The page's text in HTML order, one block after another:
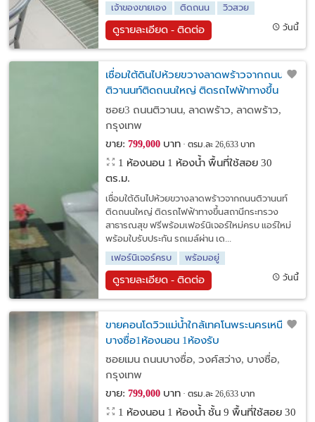
เจ้าของขายเอง
ติดถนน วิวสวย
ดูรายละเอียด - ติดต่อ วันนี้
เชื่อมใต้ดินไปห้วยขวางลาดพร้าวจากถนน
ติวานนท์ติดถนนใหญ่ ติดรถไฟฟ้าทางขึ้น
สถานีกระทรวงสาธารณสุข
ซอย3 ถนนติวานน, ลาดพร้าว, ลาดพร้าว,
กรุงเทพ
ขาย: 799,000บาท ตรม.ละ 26,633 บาท
1 ห้องนอน 1 ห้องน้ำ พื้นที่ใช้สอย 30
ตร.ม.
เชื่อมใต้ดินไปห้วยขวางลาดพร้าวจากถนนติวานนท์
ติดถนนใหญ่ ติดรถไฟฟ้าทางขึ้นสถานีกระทรวง
สาธารณสุข ฟรีพร้อมเฟอร์นิเจอร์ใหม่ครบ แอร์ใหม่
พร้อมใบรับประกัน รถเมล์ผ่าน เด...
เฟอร์นิเจอร์ครบ
พร้อมอยู่
ดูรายละเอียด - ติดต่อ วันนี้
ขายคอนโดวิวแม่น้ำใกล้เทคโนพระนครเหนือ
บางซื่อ1ห้องนอน 1ห้องรับ
ซอยเมน ถนนบางซื่อ, วงศ์สว่าง, บางซื่อ,
กรุงเทพ
ขาย: 799,000บาท ตรม.ละ 26,633 บาท
1 ห้องนอน 1 ห้องน้ำ ชั้น 9 พื้นที่ใช้สอย 30